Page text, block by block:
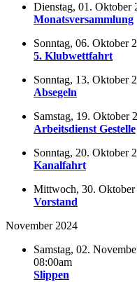
Dienstag, 01. Oktober
Monatsversammlung
Sonntag, 06. Oktober
5. Klubwettfahrt
Sonntag, 13. Oktober
Absegeln
Samstag, 19. Oktober
Arbeitsdienst Gestelle
Sonntag, 20. Oktober
Kanalfahrt
Mittwoch, 30. Oktober
Vorstand
November 2024
Samstag, 02.
08:00am
Slippen